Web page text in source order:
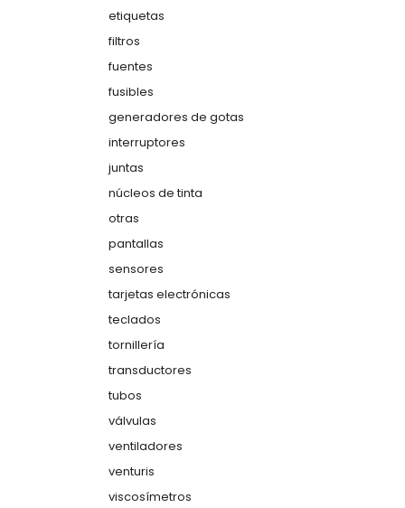
etiquetas
filtros
fuentes
fusibles
generadores de gotas
interruptores
juntas
núcleos de tinta
otras
pantallas
sensores
tarjetas electrónicas
teclados
tornillería
transductores
tubos
válvulas
ventiladores
venturis
viscosímetros